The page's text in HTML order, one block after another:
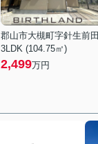
郡山市大槻町字針生前田
3LDK (104.75㎡)
2,499万円